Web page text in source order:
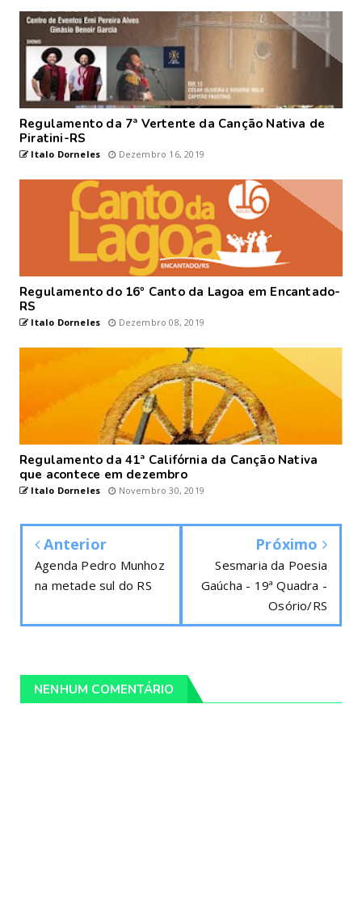
Regulamento da 7ª Vertente da Canção Nativa de
Piratini-RS
Italo Dorneles Dezembro 16, 2019
Regulamento do 16º Canto da Lagoa em Encantado-
RS
Italo Dorneles Dezembro 08, 2019
Regulamento da 41ª Califórnia da Canção Nativa
que acontece em dezembro
Italo Dorneles Novembro 30, 2019
Anterior
Agenda Pedro Munhoz
na metade sul do RS
Próximo
Sesmaria da Poesia
Gaúcha - 19ª Quadra -
Osório/RS
NENHUM COMENTÁRIO